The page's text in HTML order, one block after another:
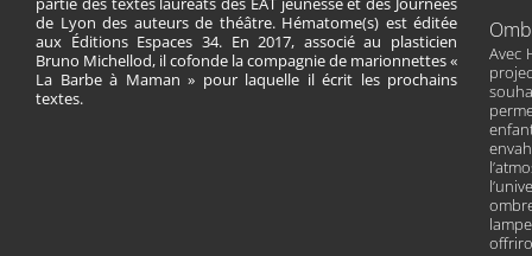
de Lyon des auteurs de théâtre. Hématome(s) est éditée
aux Éditions Espaces 34. En 2017, associé au plasticien
Bruno Michellod, il cofonde la compagnie de marionnettes «
La Barbe à Maman » pour laquelle il écrit les prochains
textes.
Avec